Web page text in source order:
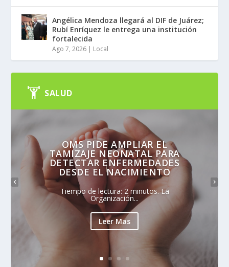
Angélica Mendoza llegará al DIF de Juárez;
Rubí Enríquez le entrega una institución
fortalecida
Ago 7, 2026 | Local
SALUD
OMS PIDE AMPLIAR EL
TAMIZAJE NEONATAL PARA
DETECTAR ENFERMEDADES
DESDE EL NACIMIENTO
Tiempo de lectura: 2 minutos. La
Organización...
Leer Mas